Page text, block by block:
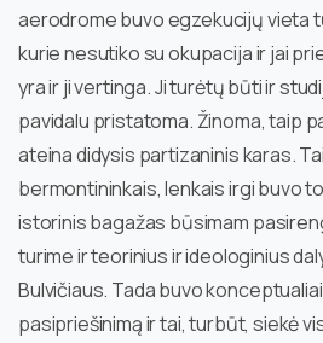
aerodrome buvo egzekucijų vieta
kurie nesutiko su okupacija ir jai
yra ir ji vertinga. Ji turėtų būti ir
pavidalu pristatoma. Žinoma, taip
ateina didysis partizaninis karas.
bermontininkais, lenkais irgi buvo
istorinis bagažas būsimam
turime ir teorinius ir ideologinius
Bulvičiaus. Tada buvo
pasipriešinimą ir tai, turbūt, siekė